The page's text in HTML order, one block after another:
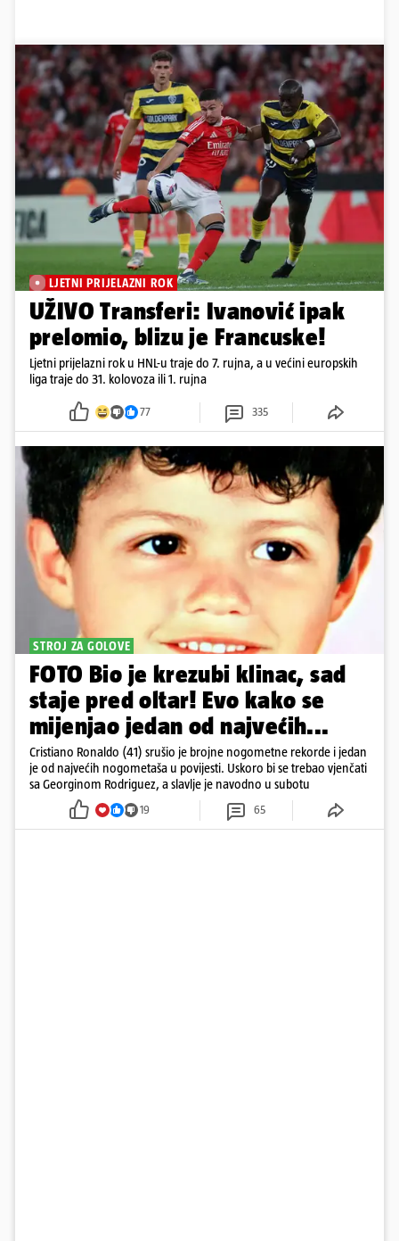
LJETNI PRIJELAZNI ROK
UŽIVO Transferi: Ivanović ipak
prelomio, blizu je Francuske!
Ljetni prijelazni rok u HNL-u traje do 7. rujna, a u većini europskih
liga traje do 31. kolovoza ili 1. rujna
77 335
STROJ ZA GOLOVE
FOTO Bio je krezubi klinac, sad
staje pred oltar! Evo kako se
mijenjao jedan od najvećih...
Cristiano Ronaldo (41) srušio je brojne nogometne rekorde i jedan
je od najvećih nogometaša u povijesti. Uskoro bi se trebao vjenčati
sa Georginom Rodriguez, a slavlje je navodno u subotu
19 65